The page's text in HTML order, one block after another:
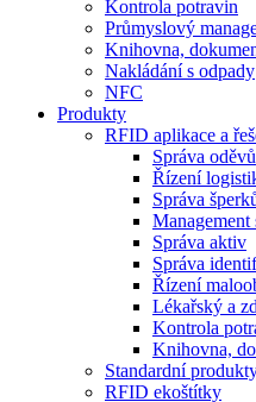
Kontrola potravin
Průmyslový
Knihovna,
Nakládání s odpady
NFC
Produkty
RFID aplikace a
Správa oděvů
Řízení
Správa
Správa aktiv
Správa
Řízení
Lékařský a
Kontrola
Knihovna,
Standardní
RFID ekoštítky